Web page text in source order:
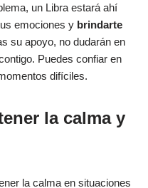
un Libra estará ahí
emociones y brindarte
su apoyo, no dudarán en
Puedes confiar en
difíciles.
la calma y
la calma en situaciones